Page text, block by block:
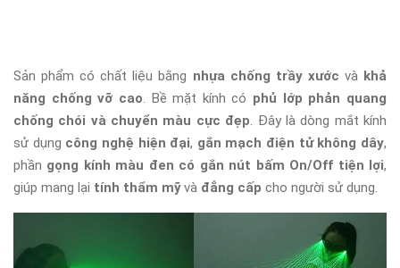
Sản phẩm có chất liệu bằng nhựa chống trầy xước và khả
năng chống vỡ cao. Bề mặt kính có phủ lớp phản quang
chống chói và chuyển màu cực đẹp. Đây là dòng mắt kính
sử dụng công nghệ hiện đại, gắn mạch điện tử không dây,
phần gọng kính màu đen có gắn nút bấm On/Off tiện lợi,
giúp mang lại tính thẩm mỹvà đẳng cấp cho người sử dụng.